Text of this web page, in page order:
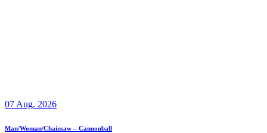
07 Aug. 2026
Man/Woman/Chainsaw – Cannonball